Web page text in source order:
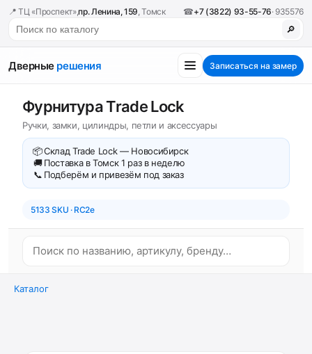
📍 ТЦ «Проспект»,пр. Ленина, 159, Томск ☎+7 (3822) 93-55-76· 935576
🔎
Дверные решения Записаться на замер
Фурнитура Trade Lock
Ручки, замки, цилиндры, петли и аксессуары
📦Склад Trade Lock — Новосибирск
🚚 Поставка в Томск 1 раз в неделю
📞 Подберём и привезём под заказ
5133 SKU · RC2e
Каталог